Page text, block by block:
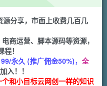
力掘金项目，日涨万
可达500+
关注 私信
1423 95
分享，市面上收费几百几
商运营、脚本源码等资源，
！
永久 (推广佣金50%)， 全
入！！
和小目标云网创一样的知识